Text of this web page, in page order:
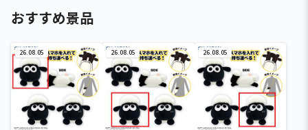
おすすめ景品
26.08.05 26.08.05 26.08.05